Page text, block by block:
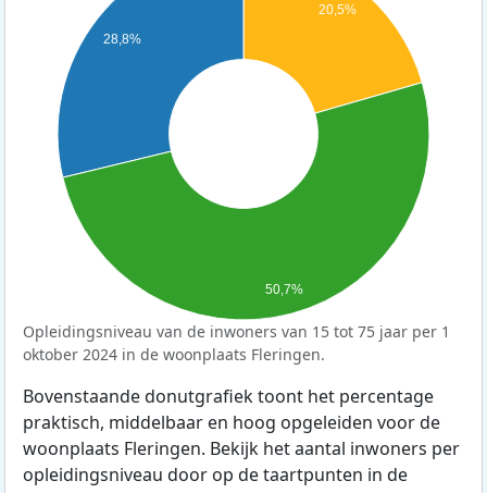
20,5%
28,8%
50,7%
Opleidingsniveau van de inwoners van 15 tot 75 jaar per 1
oktober 2024 in de woonplaats Fleringen.
Bovenstaande donutgrafiek toont het percentage
praktisch, middelbaar en hoog opgeleiden voor de
woonplaats Fleringen. Bekijk het aantal inwoners per
opleidingsniveau door op de taartpunten in de